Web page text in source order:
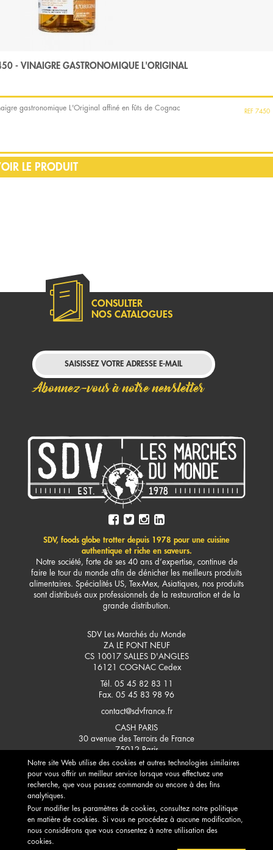
- VINAIGRE GASTRONOMIQUE L'ORIGINAL
gastronomique L'Original affiné en fûts de Cognac 7450
LE PRODUIT
CONSULTER
NOS CATALOGUES
Abonnez-vous à notre newsletter
SDV, foods globe trotter depuis 1978 pour une cuisine
authentique et riche en saveurs.
Notre société, forte de ses 40 ans d’expertise, continue de
faire le tour du monde afin de dénicher les meilleurs produits
alimentaires. Spécialités US, Tex-Mex, Asiatiques, nos produits
sont distribués aux professionnels de la restauration et de la
grande distribution.
SDV Les Marchés du Monde
ZA LE PONT NEUF
CS 10017 SALLES D'ANGLES
16121
COGNAC Cedex
Tél. 05 45 82 83 11
Fax. 05 45 83 98 96
contact@sdvfrance.fr
CASH PARIS
30 avenue des Terroirs de France
75012 Paris
CONTACTEZ-NOUS
L'ABUS D'ALCOOL EST DANGEREUX POUR LA SANTÉ, À CONSOMMER AVEC MODÉRATION. POUR
Notre site Web utilise des cookies et autres technologies similaires
pour vous offrir un meilleur service lorsque vous effectuez une
recherche, que vous passez commande ou encore à des fins
analytiques.
Pour modifier les paramètres de cookies, consultez notre politique
en matière de cookies. Si vous ne procédez à aucune modification,
nous considérons que vous consentez à notre utilisation des
cookies.